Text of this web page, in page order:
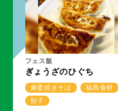
フェス飯
ぎょうざのひぐち
麻婆焼きそば
福島食材
餃子